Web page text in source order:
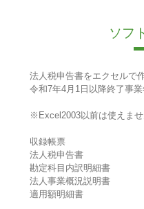
ソフ
法人税申告書をエクセルで
令和7年4月1日以降終了事業
※Excel2003以前は使えま
収録帳票
法人税申告書
勘定科目内訳明細書
法人事業概況説明書
適用額明細書